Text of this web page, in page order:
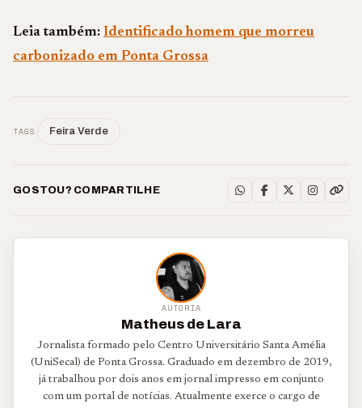
Leia também: Identificado homem que morreu
carbonizado em Ponta Grossa
TAGS Feira Verde
GOSTOU? COMPARTILHE
AUTORIA
Matheus de Lara
Jornalista formado pelo Centro Universitário Santa Amélia
(UniSecal) de Ponta Grossa. Graduado em dezembro de 2019,
já trabalhou por dois anos em jornal impresso em conjunto
com um portal de notícias. Atualmente exerce o cargo de